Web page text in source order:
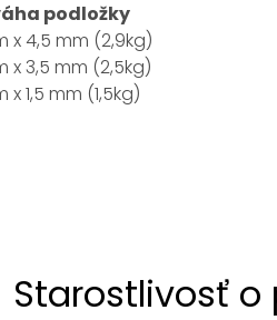
podložky
x 4,5 mm (2,9kg)
x 3,5 mm (2,5kg)
x 1,5 mm (1,5kg)
Starostlivosť o